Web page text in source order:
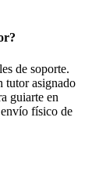
de soporte.
tutor asignado
guiarte en
físico de